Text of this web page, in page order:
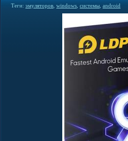
Теги: эмуляторов windows системы android